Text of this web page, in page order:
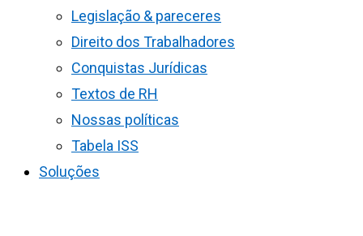
Legislação & pareceres
Direito dos Trabalhadores
Conquistas Jurídicas
Textos de RH
Nossas políticas
Tabela ISS
Soluções